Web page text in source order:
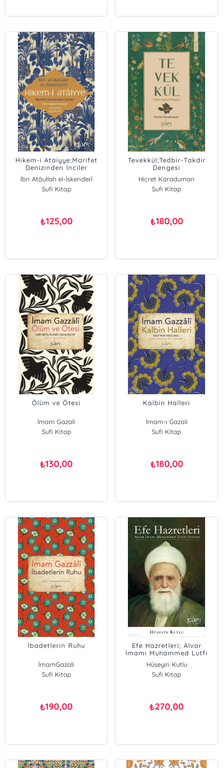
Hikem-i Ataiyye;Marifet
Denizinden İnciler
İbn Atâullah el-İskenderî
Sufi Kitap
₺125,00
Tevekkül;Tedbir-Takdir
Dengesi
Hicret Karaduman
Sufi Kitap
₺180,00
Ölüm ve Ötesi
İmam Gazali
Sufi Kitap
₺130,00
Kalbin Halleri
İmam-ı Gazali
Sufi Kitap
₺180,00
İbadetlerin Ruhu
İmamGazali
Sufi Kitap
₺190,00
Efe Hazretleri; Alvar
İmamı Muhammed Lutfi
Hüseyin Kutlu
Sufi Kitap
₺270,00